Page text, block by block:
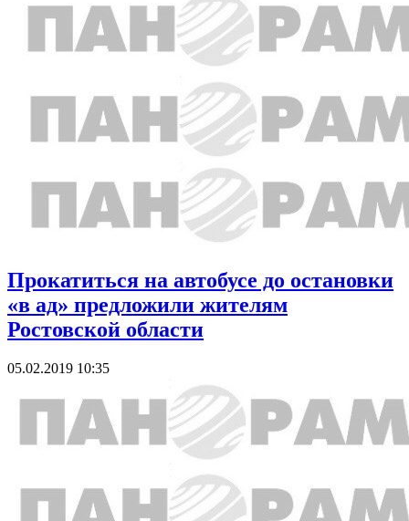
Прокатиться на автобусе до остановки
«в ад» предложили жителям
Ростовской области
05.02.2019 10:35